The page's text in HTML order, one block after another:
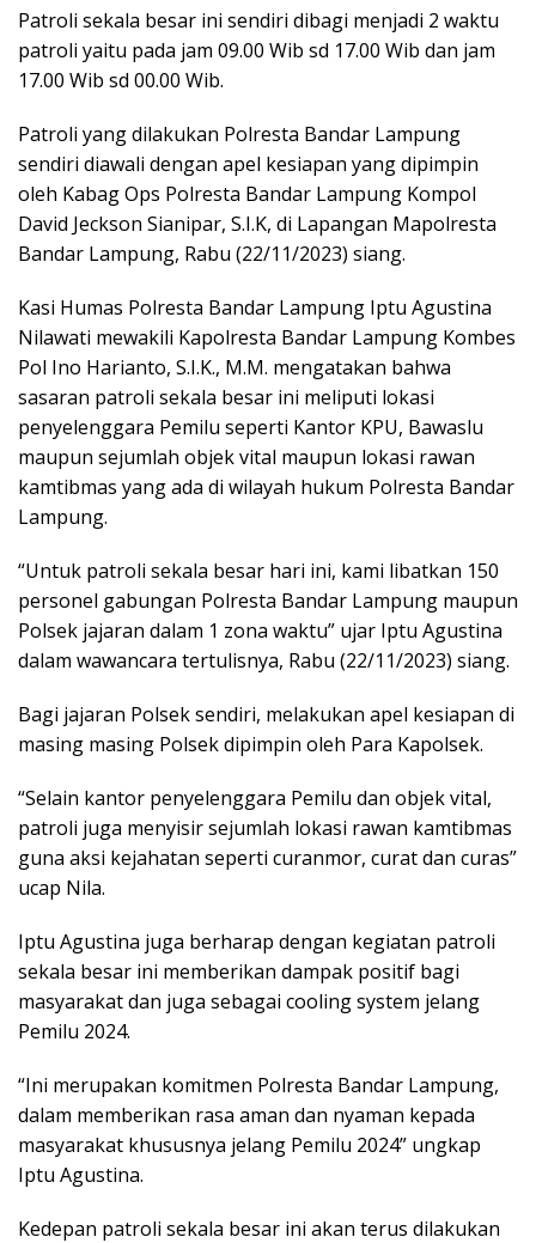
Patroli sekala besar ini sendiri dibagi menjadi 2 waktu
patroli yaitu pada jam 09.00 Wib sd 17.00 Wib dan jam
17.00 Wib sd 00.00 Wib.
Patroli yang dilakukan Polresta Bandar Lampung
sendiri diawali dengan apel kesiapan yang dipimpin
oleh Kabag Ops Polresta Bandar Lampung Kompol
David Jeckson Sianipar, S.I.K, di Lapangan Mapolresta
Bandar Lampung, Rabu (22/11/2023) siang.
Kasi Humas Polresta Bandar Lampung Iptu Agustina
Nilawati mewakili Kapolresta Bandar Lampung Kombes
Pol Ino Harianto, S.I.K., M.M. mengatakan bahwa
sasaran patroli sekala besar ini meliputi lokasi
penyelenggara Pemilu seperti Kantor KPU, Bawaslu
maupun sejumlah objek vital maupun lokasi rawan
kamtibmas yang ada di wilayah hukum Polresta Bandar
Lampung.
“Untuk patroli sekala besar hari ini, kami libatkan 150
personel gabungan Polresta Bandar Lampung maupun
Polsek jajaran dalam 1 zona waktu” ujar Iptu Agustina
dalam wawancara tertulisnya, Rabu (22/11/2023) siang.
Bagi jajaran Polsek sendiri, melakukan apel kesiapan di
masing masing Polsek dipimpin oleh Para Kapolsek.
“Selain kantor penyelenggara Pemilu dan objek vital,
patroli juga menyisir sejumlah lokasi rawan kamtibmas
guna aksi kejahatan seperti curanmor, curat dan curas”
ucap Nila.
Iptu Agustina juga berharap dengan kegiatan patroli
sekala besar ini memberikan dampak positif bagi
masyarakat dan juga sebagai cooling system jelang
Pemilu 2024.
“Ini merupakan komitmen Polresta Bandar Lampung,
dalam memberikan rasa aman dan nyaman kepada
masyarakat khususnya jelang Pemilu 2024” ungkap
Iptu Agustina.
Kedepan patroli sekala besar ini akan terus dilakukan